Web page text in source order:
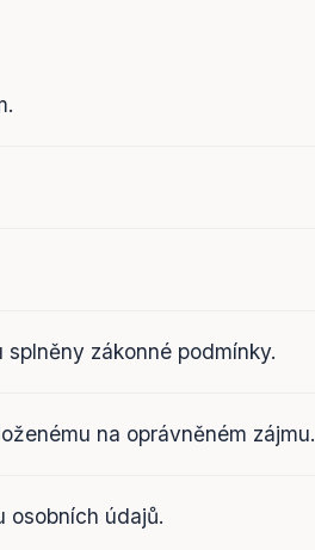
zákonné podmínky.
na oprávněném zájmu.
osobních údajů.